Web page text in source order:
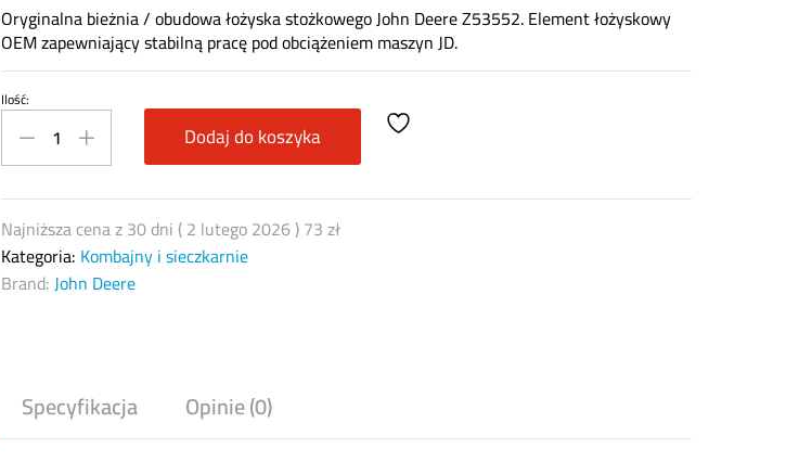
Oryginalna bieżnia / obudowa łożyska stożkowego John Deere Z53552. Element łożyskowy
OEM zapewniający stabilną pracę pod obciążeniem maszyn JD.
Z53552
bieżnia
John
Deere
OEM
Ilość:
Dodaj do koszyka
Najniższa cena z 30 dni (2 lutego 2026)73zł
Kategoria: Kombajny i sieczkarnie
Brand:John Deere
Specyfikacja Opinie (0)